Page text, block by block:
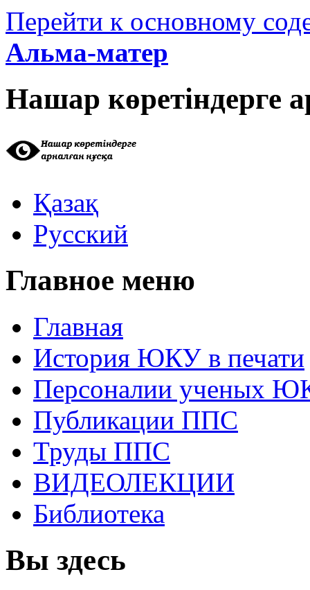
Перейти к основному
Альма-матер
Нашар көретіндерге
Қазақ
Русский
Главное меню
Главная
История ЮКУ в печати
Персоналии ученых
Публикации ППС
Труды ППС
ВИДЕОЛЕКЦИИ
Библиотека
Вы здесь